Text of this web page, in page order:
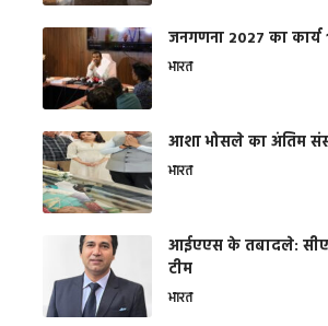
जनगणना 2027 का
भारत
आशा भोसले का अंतिम
भारत
आईएएस के तबादले:
टीम
भारत